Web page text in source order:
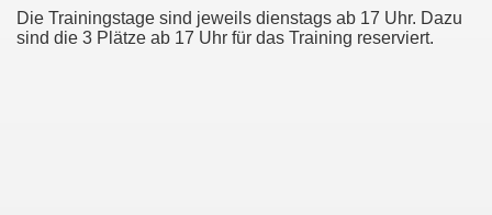
Die Trainingstage sind jeweils dienstags ab 17 Uhr. Dazu
sind die 3 Plätze ab 17 Uhr für das Training reserviert.